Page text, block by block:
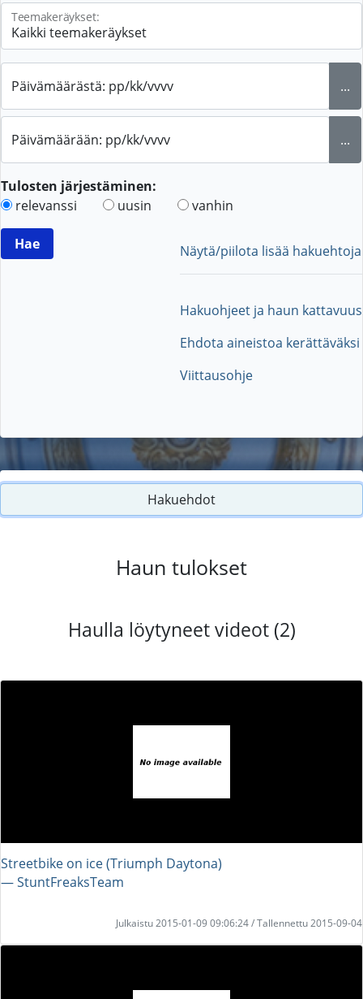
Teemakeräykset:
Päivämäärästä: pp/kk/vvvv ...
Päivämäärään: pp/kk/vvvv ...
Tulosten järjestäminen:
relevanssi
uusin vanhin
Näytä/piilota lisää hakuehtoja
Hakuohjeet ja haun kattavuus
Ehdota aineistoa kerättäväksi
Viittausohje
Hakuehdot
Haun tulokset
Haulla löytyneet videot (2)
Streetbike on ice (Triumph Daytona)
― StuntFreaksTeam
Julkaistu 2015-01-09 09:06:24 / Tallennettu 2015-09-04